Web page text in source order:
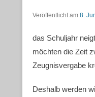
Veröffentlicht am 8.
das Schuljahr
möchten die Zeit
Zeugnisvergabe
Deshalb werden